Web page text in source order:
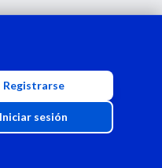
Registrarse
Iniciar sesión